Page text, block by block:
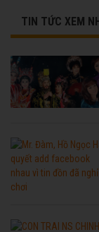
TIN TỨC XEM